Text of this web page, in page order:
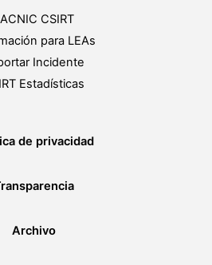
CSIRT
para LEAs
Incidente
Estadísticas
de privacidad
Archivo